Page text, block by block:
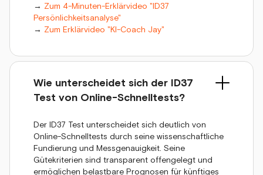
→ Zum 4-Minuten-Erklärvideo "ID37
Persönlichkeitsanalyse"
→ Zum Erklärvideo "KI-Coach Jay"
Wie unterscheidet sich der ID37
Test von Online-Schnelltests?
Der ID37 Test unterscheidet sich deutlich von
Online-Schnelltests durch seine wissenschaftliche
Fundierung und Messgenauigkeit. Seine
Gütekriterien sind transparent offengelegt und
ermöglichen belastbare Prognosen für künftiges